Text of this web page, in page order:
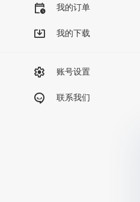
我的订单
我的下载
账号设置
联系我们